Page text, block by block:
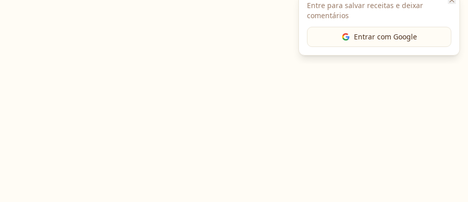
Entre para salvar receitas e deixar
comentários
Entrar com Google